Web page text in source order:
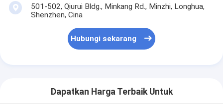
501-502, Qiurui Bldg., Minkang Rd., Minzhi, Longhua,
Shenzhen, Cina
Hubungi sekarang
Dapatkan Harga Terbaik Untuk